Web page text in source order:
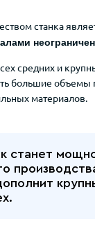
станка
средних и
большие
материалов.
станет